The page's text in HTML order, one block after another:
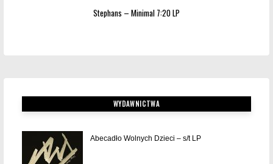
Stephans – Minimal 7:20 LP
WYDAWNICTWA
Abecadło Wolnych Dzieci – s/t LP